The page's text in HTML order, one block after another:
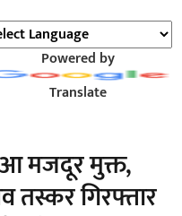
Powered by
Translate
मजदूर मुक्त,
तस्कर गिरफ्तार